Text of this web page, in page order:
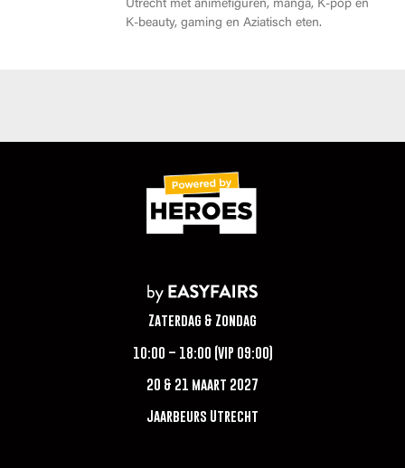
Utrecht met animefiguren, manga, K-pop en
K-beauty, gaming en Aziatisch eten.
Zaterdag & Zondag
10:00 – 18:00 (VIP 09:00)
20 & 21 maart 2027
Jaarbeurs Utrecht